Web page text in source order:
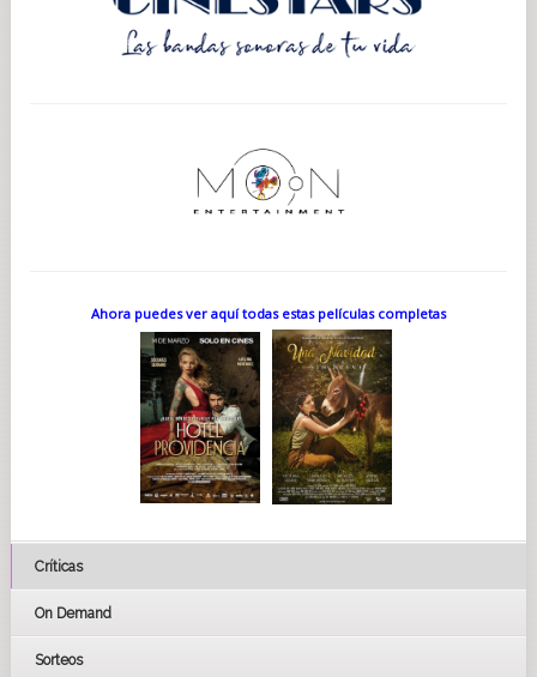
Ahora puedes ver aquí todas estas películas completas
Críticas
On Demand
Sorteos